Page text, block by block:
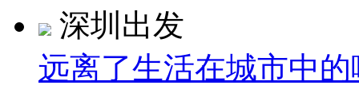
深圳出发
远离了生活在城市中